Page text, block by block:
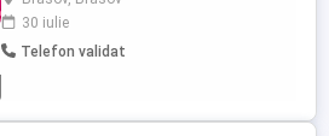
bannere stradale) realizate cu Nikon
in studio foto! Pentru mai multe exemple intrati
pagina:
30 iulie
Telefon validat